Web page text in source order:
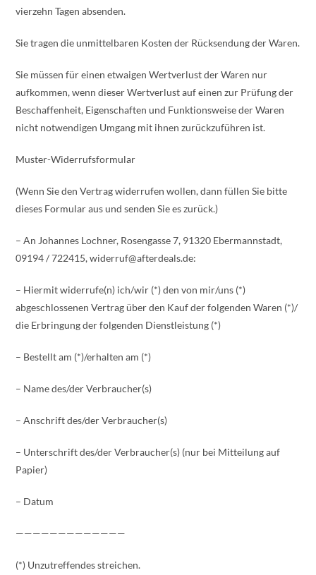
vierzehn Tagen absenden.
Sie tragen die unmittelbaren Kosten der Rücksendung der Waren.
Sie müssen für einen etwaigen Wertverlust der Waren nur
aufkommen, wenn dieser Wertverlust auf einen zur Prüfung der
Beschaffenheit, Eigenschaften und Funktionsweise der Waren
nicht notwendigen Umgang mit ihnen zurückzuführen ist.
Muster-Widerrufsformular
(Wenn Sie den Vertrag widerrufen wollen, dann füllen Sie bitte
dieses Formular aus und senden Sie es zurück.)
– An Johannes Lochner, Rosengasse 7, 91320 Ebermannstadt,
09194 / 722415, widerruf@afterdeals.de:
– Hiermit widerrufe(n) ich/wir (*) den von mir/uns (*)
abgeschlossenen Vertrag über den Kauf der folgenden Waren (*)/
die Erbringung der folgenden Dienstleistung (*)
– Bestellt am (*)/erhalten am (*)
– Name des/der Verbraucher(s)
– Anschrift des/der Verbraucher(s)
– Unterschrift des/der Verbraucher(s) (nur bei Mitteilung auf
Papier)
– Datum
—————————————
(*) Unzutreffendes streichen.